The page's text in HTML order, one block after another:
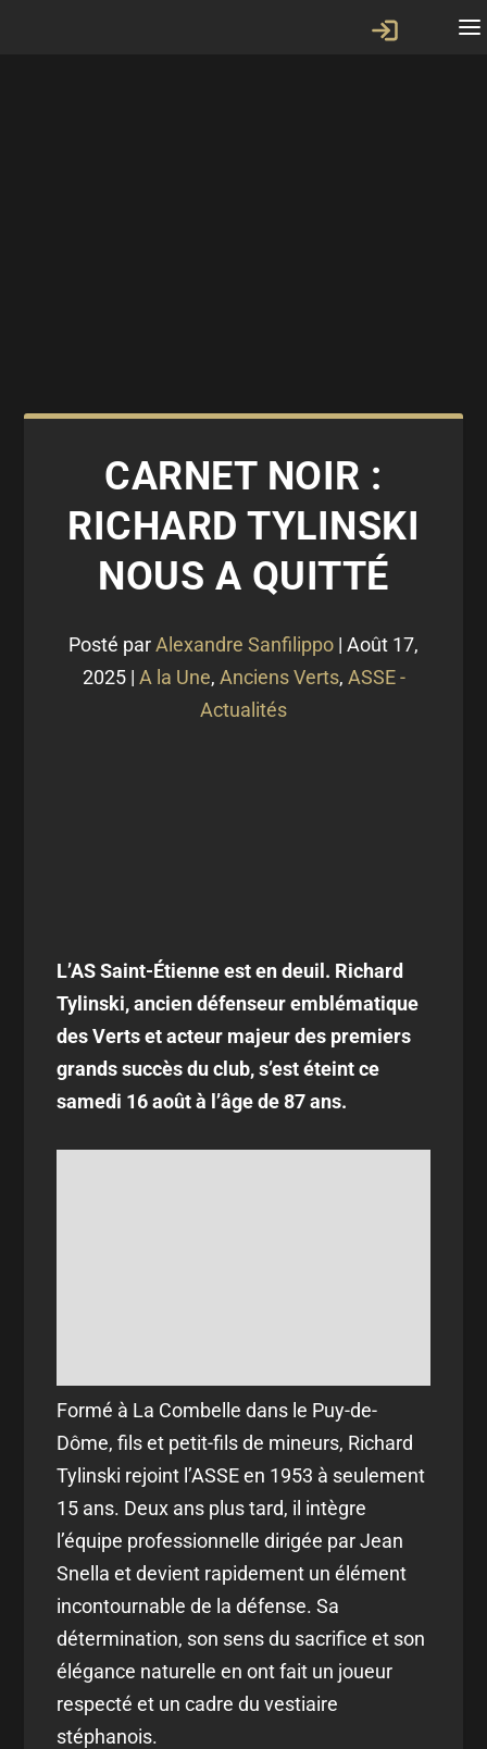
CARNET NOIR :
RICHARD TYLINSKI
NOUS A QUITTÉ
Posté parAlexandre Sanfilippo | Août 17,
2025| A la Une, Anciens Verts, ASSE -
Actualités
L’AS Saint-Étienne est en deuil. Richard
Tylinski, ancien défenseur emblématique
des Verts et acteur majeur des premiers
grands succès du club, s’est éteint ce
samedi 16 août à l’âge de 87 ans.
Formé à La Combelle dans le Puy-de-
Dôme, fils et petit-fils de mineurs, Richard
Tylinski rejoint l’ASSE en 1953 à seulement
15 ans. Deux ans plus tard, il intègre
l’équipe professionnelle dirigée par Jean
Snella et devient rapidement un élément
incontournable de la défense. Sa
détermination, son sens du sacrifice et son
élégance naturelle en ont fait un joueur
respecté et un cadre du vestiaire
stéphanois.